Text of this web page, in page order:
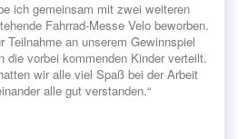
ich gemeinsam mit zwei weiteren
Fahrrad-Messe Velo beworben.
Teilnahme an unserem Gewinnspiel
die vorbei kommenden Kinder verteilt.
wir alle viel Spaß bei der Arbeit
alle gut verstanden.“